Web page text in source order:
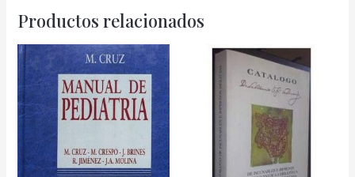
Productos relacionados